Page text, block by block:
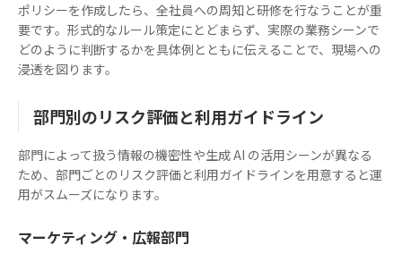
ポリシーを作成したら、全社員への周知と研修を行なうことが重
要です。形式的なルール策定にとどまらず、実際の業務シーンで
どのように判断するかを具体例とともに伝えることで、現場への
浸透を図ります。
部門別のリスク評価と利用ガイドライン
部門によって扱う情報の機密性や生成 AI の活用シーンが異なる
ため、部門ごとのリスク評価と利用ガイドラインを用意すると運
用がスムーズになります。
マーケティング・広報部門